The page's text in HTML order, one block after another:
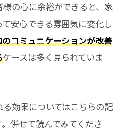
の心に余裕ができると、家
安心できる雰囲気に変化し
コミュニケーションが改善
ケースは多く見られていま
効果についてはこちらの記
併せて読んでみてくださ